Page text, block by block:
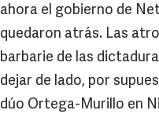
ahora el gobierno de
quedaron atrás. Las
barbarie de las
dejar de lado, por
dúo Ortega-Murillo en